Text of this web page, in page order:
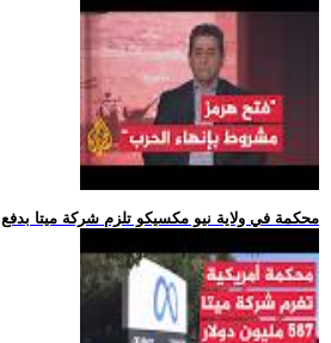
.. محكمة في ولاية نيو مكسيكو تلزم شركة ميتا بدفع 567 مليون دولا